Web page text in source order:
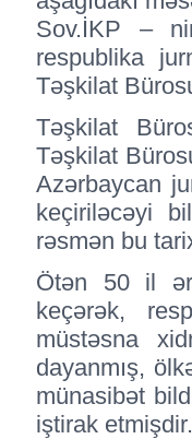
Sov.İKP –
respublika
Təşkilat
Təşkilat
Təşkilat
Azərbaycan
keçiriləcəyi
rəsmən bu
Ötən 50 il
keçərək,
müstəsna
dayanmış,
münasibət
iştirak etmişdir.